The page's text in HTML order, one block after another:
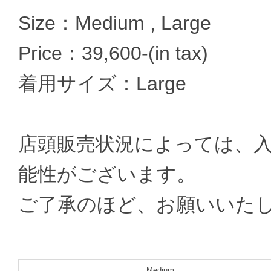
Size：Medium , Large
Price：39,600-(in tax)
着用サイズ：Large
店頭販売状況によっては、
能性がございます。
ご了承のほど、お願いいた